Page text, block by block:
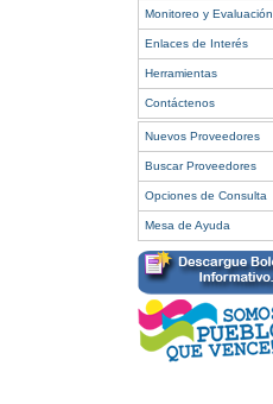
Monitoreo y Evaluación
Enlaces de Interés
Herramientas
Contáctenos
Nuevos Proveedores
Buscar Proveedores
Opciones de Consulta
Mesa de Ayuda